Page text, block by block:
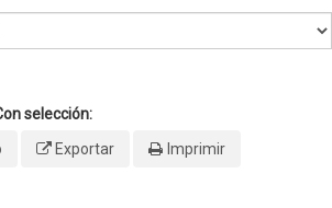
selección:
Exportar Imprimir